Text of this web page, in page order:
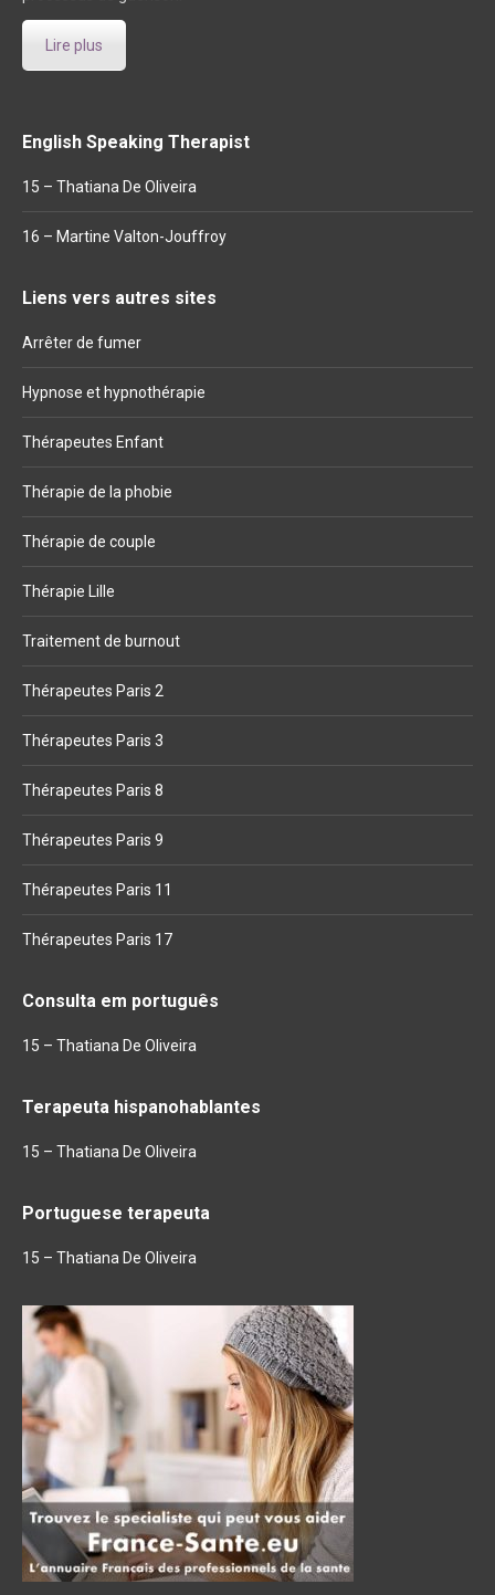
Lire plus
English Speaking Therapist
15 – Thatiana De Oliveira
16 – Martine Valton-Jouffroy
Liens vers autres sites
Arrêter de fumer
Hypnose et hypnothérapie
Thérapeutes Enfant
Thérapie de la phobie
Thérapie de couple
Thérapie Lille
Traitement de burnout
Thérapeutes Paris 2
Thérapeutes Paris 3
Thérapeutes Paris 8
Thérapeutes Paris 9
Thérapeutes Paris 11
Thérapeutes Paris 17
Consulta em português
15 – Thatiana De Oliveira
Terapeuta hispanohablantes
15 – Thatiana De Oliveira
Portuguese terapeuta
15 – Thatiana De Oliveira